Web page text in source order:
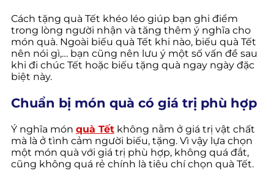
Cách tặng quà Tết khéo léo giúp bạn ghi điểm
trong lòng người nhận và tăng thêm ý nghĩa cho
món quà. Ngoài biếu quà Tết khi nào, biếu quà Tết
nên nói gì,… bạn cũng nên lưu ý một số vấn đề sau
khi đi chúc Tết hoặc biếu tặng quà ngay ngày đặc
biệt này.
Chuẩn bị món quà có giá trị phù hợp
Ý nghĩa món quà Tết không nằm ở giá trị vật chất
mà là ở tình cảm người biếu, tặng. Vì vậy lựa chọn
một món quà với giá trị phù hợp, không quá đắt,
cũng không quá rẻ chính là tiêu chí chọn quà Tết.